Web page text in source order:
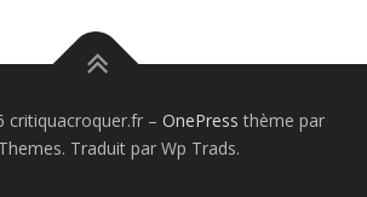
critiquacroquer.fr – OnePress thème par
Traduit par Wp Trads.